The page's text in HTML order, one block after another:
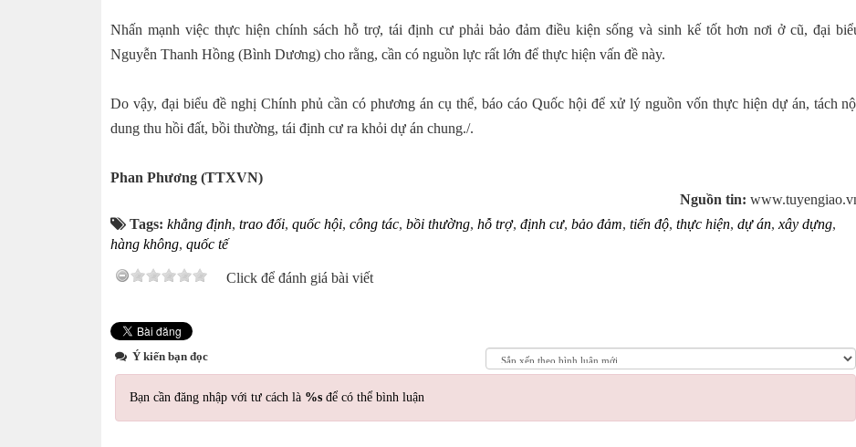
Nhấn mạnh việc thực hiện chính sách hỗ trợ, tái định cư phải bảo đảm điều kiện sống và sinh kế tốt hơn nơi ở cũ, đại
Nguyễn Thanh Hồng (Bình Dương) cho rằng, cần có nguồn lực rất lớn để thực hiện vấn đề này.
Do vậy, đại biểu đề nghị Chính phủ cần có phương án cụ thể, báo cáo Quốc hội để xử lý nguồn vốn thực hiện dự án, tách
dung thu hồi đất, bồi thường, tái định cư ra khỏi dự án chung./.
Phan Phương (TTXVN)
Nguồn tin:
Tags: khẳng định, trao đổi, quốc hội, công tác, bồi thường, hỗ trợ, định cư, bảo đảm, tiến độ, thực hiện, dự án, xây dựng,
hàng không, quốc tế
Click để đánh giá bài viết
Ý kiến bạn đọc
Bạn cần đăng nhập với tư cách là %s để có thể bình luận